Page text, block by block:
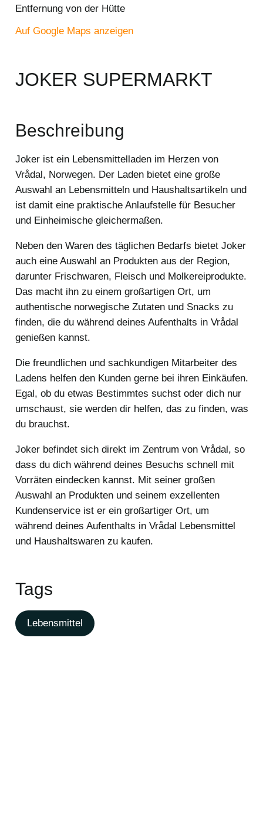
Entfernung von der Hütte
Auf Google Maps anzeigen
JOKER SUPERMARKT
Beschreibung
Joker ist ein Lebensmittelladen im Herzen von
Vrådal, Norwegen. Der Laden bietet eine große
Auswahl an Lebensmitteln und Haushaltsartikeln und
ist damit eine praktische Anlaufstelle für Besucher
und Einheimische gleichermaßen.
Neben den Waren des täglichen Bedarfs bietet Joker
auch eine Auswahl an Produkten aus der Region,
darunter Frischwaren, Fleisch und Molkereiprodukte.
Das macht ihn zu einem großartigen Ort, um
authentische norwegische Zutaten und Snacks zu
finden, die du während deines Aufenthalts in Vrådal
genießen kannst.
Die freundlichen und sachkundigen Mitarbeiter des
Ladens helfen den Kunden gerne bei ihren Einkäufen.
Egal, ob du etwas Bestimmtes suchst oder dich nur
umschaust, sie werden dir helfen, das zu finden, was
du brauchst.
Joker befindet sich direkt im Zentrum von Vrådal, so
dass du dich während deines Besuchs schnell mit
Vorräten eindecken kannst. Mit seiner großen
Auswahl an Produkten und seinem exzellenten
Kundenservice ist er ein großartiger Ort, um
während deines Aufenthalts in Vrådal Lebensmittel
und Haushaltswaren zu kaufen.
Tags
Lebensmittel